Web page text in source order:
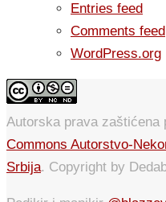
Entries feed
Comments feed
WordPress.org
Autorska prava zaštićena
Commons Autorstvo-
Srbija. Copyright by